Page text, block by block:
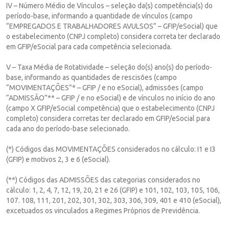
IV – Número Médio de Vínculos – seleção da(s) competência(s) do
período-base, informando a quantidade de vínculos (campo
“EMPREGADOS E TRABALHADORES AVULSOS” – GFIP/eSocial) que
o estabelecimento (CNPJ completo) considera correta ter declarado
em GFIP/eSocial para cada competência selecionada.
V – Taxa Média de Rotatividade – seleção do(s) ano(s) do período-
base, informando as quantidades de rescisões (campo
“MOVIMENTAÇÕES”* – GFIP / e no eSocial), admissões (campo
“ADMISSÃO”** – GFIP / e no eSocial) e de vínculos no início do ano
(campo X GFIP/eSocial competência) que o estabelecimento (CNPJ
completo) considera corretas ter declarado em GFIP/eSocial para
cada ano do período-base selecionado.
(*) Códigos das MOVIMENTAÇÕES considerados no cálculo: I1 e I3
(GFIP) e motivos 2, 3 e 6 (eSocial).
(**) Códigos das ADMISSÕES das categorias considerados no
cálculo: 1, 2, 4, 7, 12, 19, 20, 21 e 26 (GFIP) e 101, 102, 103, 105, 106,
107. 108, 111, 201, 202, 301, 302, 303, 306, 309, 401 e 410 (eSocial),
excetuados os vinculados a Regimes Próprios de Previdência.